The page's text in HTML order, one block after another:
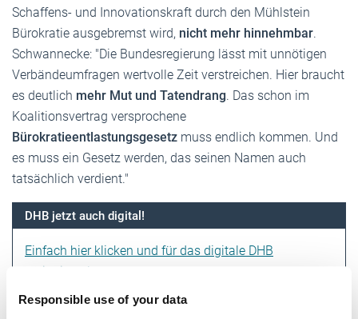
Responsible use of your data
Schaffens- und Innovationskraft durch den Mühlstein
Bürokratie ausgebremst wird, nicht mehr hinnehmbar.
Schwannecke: "Die Bundesregierung lässt mit unnötigen
Verbändeumfragen wertvolle Zeit verstreichen. Hier braucht
es deutlich mehr Mut und Tatendrang. Das schon im
Koalitionsvertrag versprochene
Bürokratieentlastungsgesetz muss endlich kommen. Und
es muss ein Gesetz werden, das seinen Namen auch
tatsächlich verdient."
DHB jetzt auch digital!
Einfach hier klicken und für das digitale DHB
registrieren!